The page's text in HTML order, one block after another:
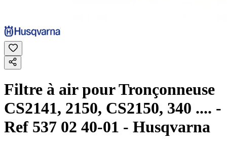
Filtre à air pour Tronçonneuse
CS2141, 2150, CS2150, 340 .... -
Ref 537 02 40-01 - Husqvarna